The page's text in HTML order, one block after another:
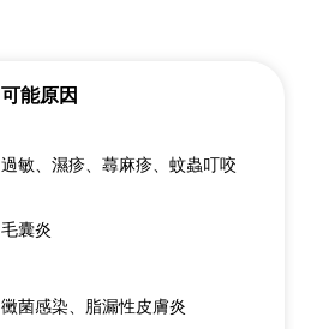
可能原因
過敏、濕疹、蕁麻疹、蚊蟲叮咬
毛囊炎
黴菌感染、脂漏性皮膚炎